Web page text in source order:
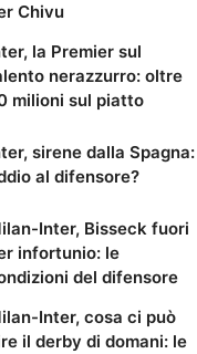
Chivu
la Premier sul
nerazzurro: oltre
milioni sul piatto
sirene dalla Spagna:
al difensore?
Inter, Bisseck fuori
infortunio: le
del difensore
Inter, cosa ci può
il derby di domani: le